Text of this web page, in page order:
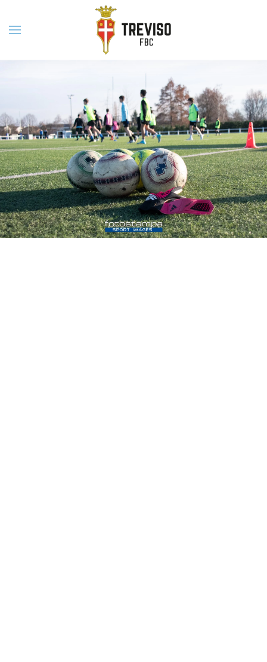
Skip to main content